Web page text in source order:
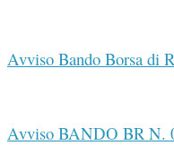
Avviso Bando Borsa di
Avviso BANDO BR N.